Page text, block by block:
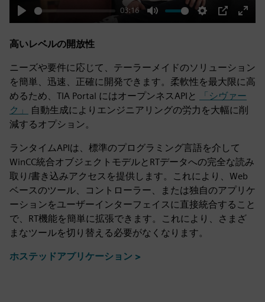
Play
03:16
Mute Settings
PIP
Enter
高いレベルの開放性
ニーズや要件に応じて、テーラーメイドのソリューション
を簡単、迅速、正確に開発できます。柔軟性を最大限に高
めるため、TIA Portal にはオープンネスAPIと
「シヴァー
ク」
自動生成によりエンジニアリングの労力を大幅に削
減するオプション。
ランタイムAPIは、標準のプログラミング言語を介して
WinCC統合オブジェクトモデルとRTデータへの完全な読み
取り/書き込みアクセスを提供します。これにより、Web
ベースのツール、コントローラー、または独自のアプリケ
ーションをユーザーインターフェイスに直接統合すること
で、RT機能を簡単に拡張できます。これにより、さまざ
まなツールを切り替える必要がなくなります。
ホステッドアプリケーション >